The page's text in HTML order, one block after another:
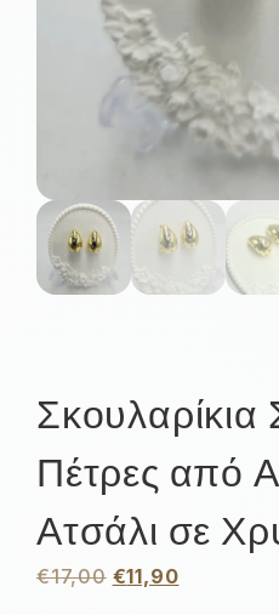
Σκουλαρίκια
Πέτρες από
Ατσάλι σε
€17,00 €11,90